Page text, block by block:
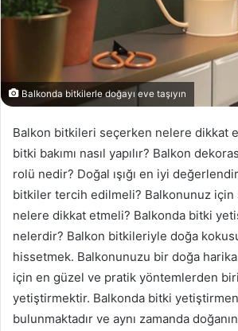
Balkonda bitkilerle doğayı eve taşıyın
Balkon bitkileri seçerken nelere dikkat
bitki bakımı nasıl yapılır? Balkon
rolü nedir? Doğal ışığı en iyi
bitkiler tercih edilmeli? Balkonunuz için
nelere dikkat etmeli? Balkonda bitki
nelerdir? Balkon bitkileriyle doğa
hissetmek. Balkonunuzu bir doğa
için en güzel ve pratik yöntemlerden
yetiştirmektir. Balkonda bitki
bulunmaktadır ve aynı zamanda